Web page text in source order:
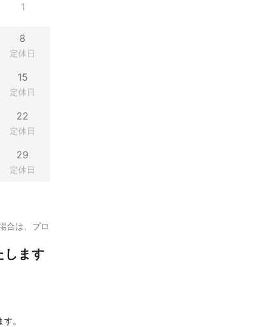
1
8
定休日
15
定休日
22
定休日
29
定休日
合は、プロ
します
。